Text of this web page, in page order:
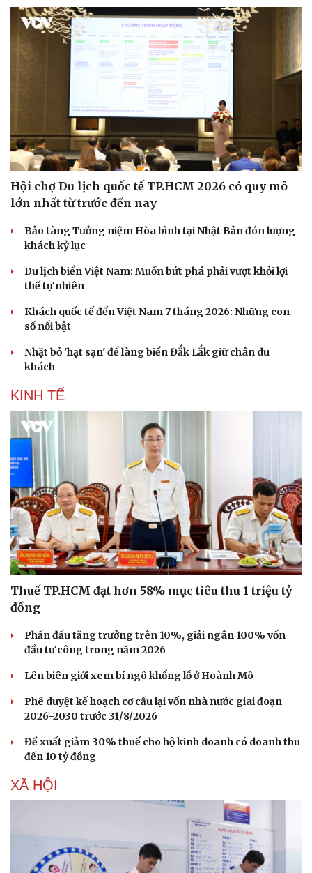
Văn hóa
Sân khấu - Điện ảnh
Âm nhạc
Di sản
Giải trí
Thời trang
Sao Việt
Hội chợ Du lịch quốc tế TP.HCM 2026 có quy mô
lớn nhất từ trước đến nay
Bảo tàng Tưởng niệm Hòa bình tại Nhật Bản đón lượng
khách kỷ lục
Du lịch biển Việt Nam: Muốn bứt phá phải vượt khỏi lợi
thế tự nhiên
Khách quốc tế đến Việt Nam 7 tháng 2026: Những con
số nổi bật
Nhặt bỏ 'hạt sạn' để làng biển Đắk Lắk giữ chân du
khách
KINH TẾ
Thuế TP.HCM đạt hơn 58% mục tiêu thu 1 triệu tỷ
đồng
Phấn đấu tăng trưởng trên 10%, giải ngân 100% vốn
đầu tư công trong năm 2026
Lên biên giới xem bí ngô khổng lồ ở Hoành Mô
Phê duyệt kế hoạch cơ cấu lại vốn nhà nước giai đoạn
2026-2030 trước 31/8/2026
Đề xuất giảm 30% thuế cho hộ kinh doanh có doanh thu
đến 10 tỷ đồng
XÃ HỘI